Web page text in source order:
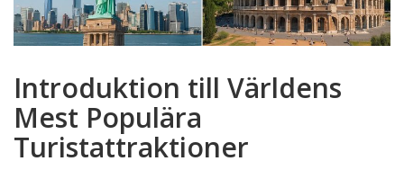
Introduktion till Världens
Mest Populära
Turistattraktioner